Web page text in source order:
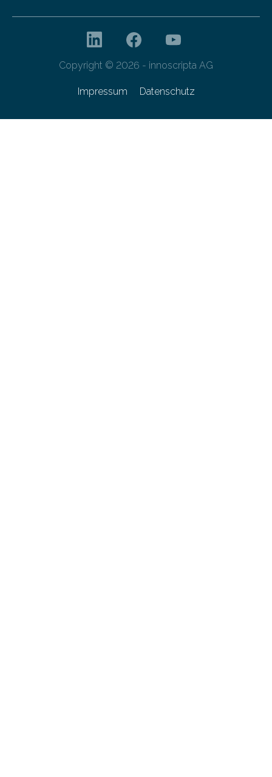
Copyright © 2026 - innoscripta AG
Impressum Datenschutz